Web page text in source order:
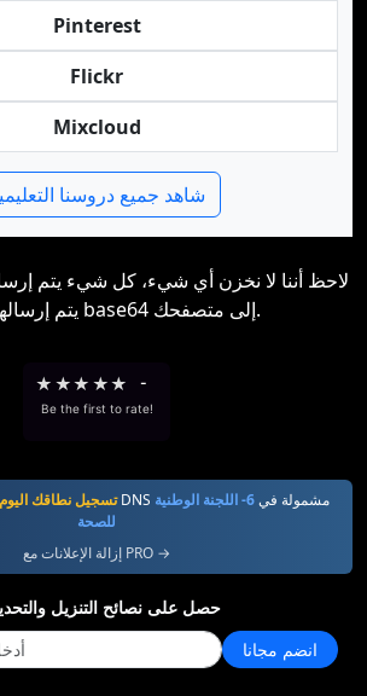
Pinterest
Flickr
Mixcloud
شاهد جميع دروسنا
لاحظ أننا لا نخزن أي شيء، كل شيء يتم
يتم إرسالها بتنسيق base64 إلى متصفحك.
★ ★★ ★★ -
Be the first to rate!
تسجيل نطاقك اليوم - الخصوصية المجانية و DNS مشمولة في 6- اللجنة الوطنية
للصحة
إزالة الإعلانات مع PRO →
حصل على نصائح التنزيل
انضم مجانا